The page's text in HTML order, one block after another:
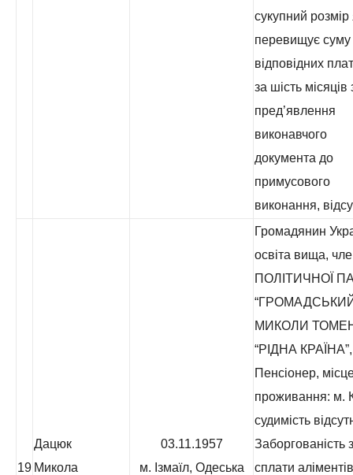
сукупний розмір
перевищує суму
відповідних
за шість місяців
пред’явлення
виконавчого
документа до
примусового
виконання,
19
Дацюк
Микола
03.11.1957
м. Ізмаїл, Одеська
Громадянин
освіта вища,
ПОЛІТИЧНОЇ
МИКОЛИ
“РІДНА КРАЇНА”,
Пенсіонер,
проживання: м.
судимість
Заборгованість
сплати